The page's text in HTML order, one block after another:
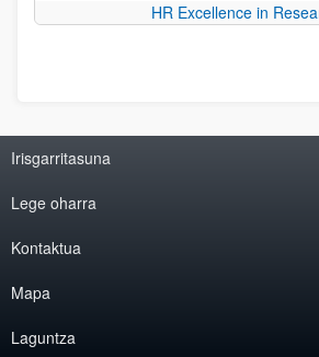
HR Excellence in
Irisgarritasuna
Lege oharra
Kontaktua
Mapa
Laguntza